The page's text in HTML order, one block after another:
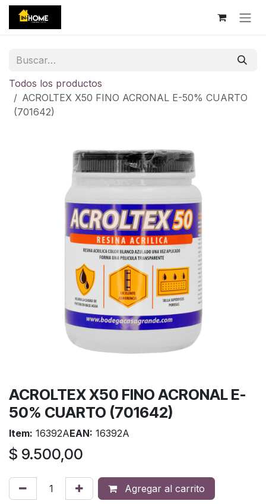
Ir al contenido
Todos los productos
ACROLTEX X50 FINO ACRONAL E-50% CUARTO
(701642)
ACROLTEX X50 FINO ACRONAL E-
50% CUARTO (701642)
Item: 16392AEAN: 16392A
$ 9.500,00
Agregar al carrito